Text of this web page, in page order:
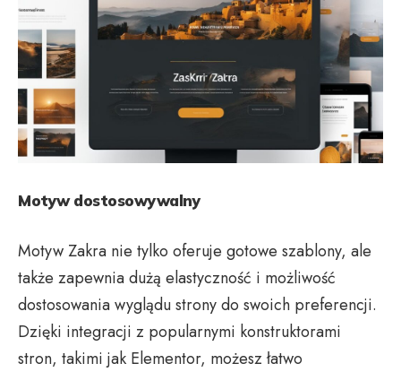
Motyw dostosowywalny
Motyw Zakra nie tylko oferuje gotowe szablony, ale
także zapewnia dużą elastyczność i możliwość
dostosowania wyglądu strony do swoich preferencji.
Dzięki integracji z popularnymi konstruktorami
stron, takimi jak Elementor, możesz łatwo